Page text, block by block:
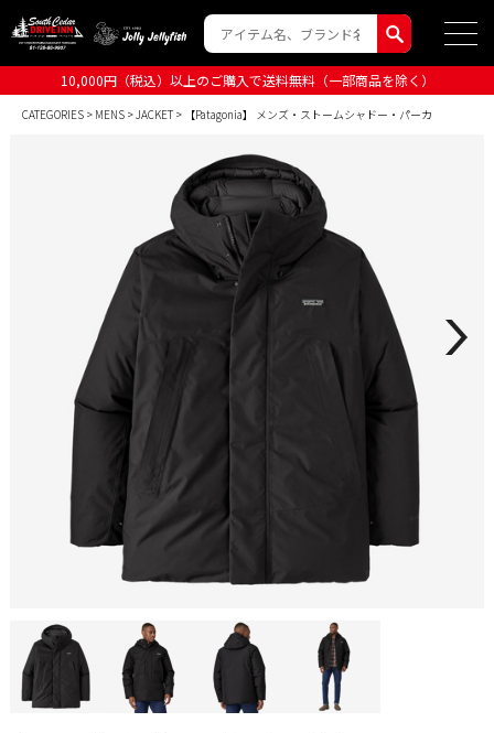
10,000円（税込）以上のご購入で送料無料（一部商品を除く）
CATEGORIES > MENS >JACKET > 【Patagonia】 メンズ・ストームシャドー・パーカ